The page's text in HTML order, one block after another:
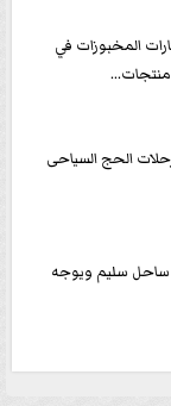
المخبوزات في
الحج السياحى
ساحل سليم ويوجه